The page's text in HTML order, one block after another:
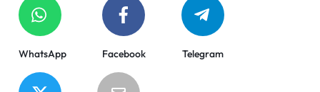
WhatsApp Facebook Telegram